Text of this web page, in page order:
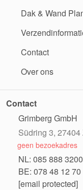
Dak & Wand
Contact
Over ons
Contact
Grimberg GmbH
Südring 3,
geen bezoekadres
NL: 085 888 3200
BE: 078 48 12 70
[email protected]